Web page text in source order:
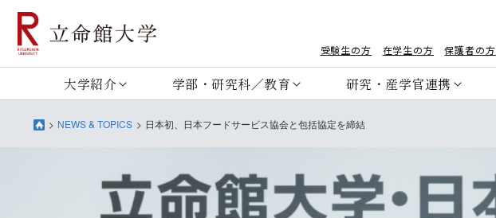
受験生の方
在学生の方 保護者の方
大学紹介 学部・研究科／教育 研究・産学官連携
NEWS & TOPICS 日本初、日本フードサービス協会と包括協定を締結